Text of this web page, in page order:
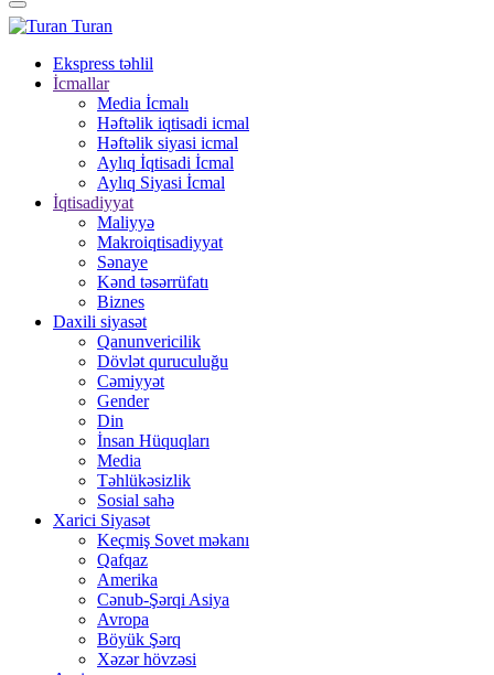
Turan
Ekspress təhlil
İcmallar
Media İcmalı
Həftəlik iqtisadi icmal
Həftəlik siyasi icmal
Aylıq İqtisadi İcmal
Aylıq Siyasi İcmal
İqtisadiyyat
Maliyyə
Makroiqtisadiyyat
Sənaye
Kənd təsərrüfatı
Biznes
Daxili siyasət
Qanunvericilik
Dövlət quruculuğu
Cəmiyyət
Gender
Din
İnsan Hüquqları
Media
Təhlükəsizlik
Sosial sahə
Xarici Siyasət
Keçmiş Sovet məkanı
Qafqaz
Amerika
Cənub-Şərqi Asiya
Avropa
Böyük Şərq
Xəzər hövzəsi